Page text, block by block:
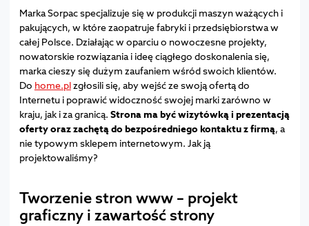
Marka Sorpac specjalizuje się w produkcji maszyn ważących i
pakujących, w które zaopatruje fabryki i przedsiębiorstwa w
całej Polsce. Działając w oparciu o nowoczesne projekty,
nowatorskie rozwiązania i ideę ciągłego doskonalenia się,
marka cieszy się dużym zaufaniem wśród swoich klientów.
Do home.plzgłosili się, aby wejść ze swoją ofertą do
Internetu i poprawić widoczność swojej marki zarówno w
kraju, jak i za granicą. Strona ma być wizytówką i prezentacją
oferty oraz zachętą do bezpośredniego kontaktu z firmą, a
nie typowym sklepem internetowym. Jak ją
projektowaliśmy?
Tworzenie stron www – projekt
graficzny i zawartość strony